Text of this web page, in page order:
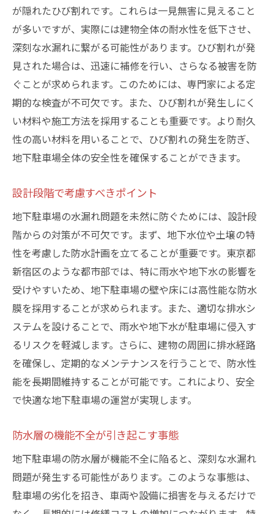
が隠れたひび割れです。これらは一見無害に見えること
が多いですが、実際には建物全体の耐水性を低下させ、
深刻な水漏れに繋がる可能性があります。ひび割れが発
見された場合は、迅速に補修を行い、さらなる被害を防
ぐことが求められます。このためには、専門家による定
期的な検査が不可欠です。また、ひび割れが発生しにく
い材料や施工方法を採用することも重要です。より耐久
性の高い材料を用いることで、ひび割れの発生を防ぎ、
地下駐車場全体の安全性を確保することができます。
設計段階で考慮すべきポイント
地下駐車場の水漏れ問題を未然に防ぐためには、設計段
階からの対策が不可欠です。まず、地下水位や土壌の特
性を考慮した防水計画を立てることが重要です。東京都
新宿区のような都市部では、特に雨水や地下水の影響を
受けやすいため、地下駐車場の壁や床には高性能な防水
膜を採用することが求められます。また、適切な排水シ
ステムを設けることで、雨水や地下水が駐車場に侵入す
るリスクを軽減します。さらに、建物の周囲に排水経路
を確保し、定期的なメンテナンスを行うことで、防水性
能を長期間維持することが可能です。これにより、安全
で快適な地下駐車場の運営が実現します。
防水層の機能不全が引き起こす事態
地下駐車場の防水層が機能不全に陥ると、深刻な水漏れ
問題が発生する可能性があります。このような事態は、
駐車場の劣化を招き、車両や設備に損害を与えるだけで